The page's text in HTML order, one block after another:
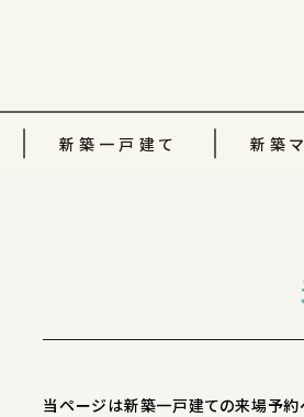
新築一戸建て 新築
当ページは新築一戸建ての来場予